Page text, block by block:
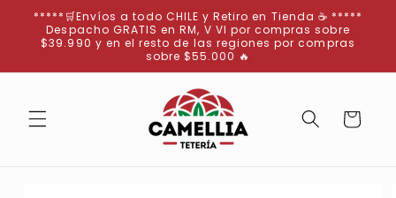
directamente
al contenido
*****🛒Envíos a todo CHILE y Retiro en Tienda ☕ *****
Despacho GRATIS en RM, V VI por compras sobre
$39.990 y en el resto de las regiones por compras
sobre $55.000 🔥
Carrito